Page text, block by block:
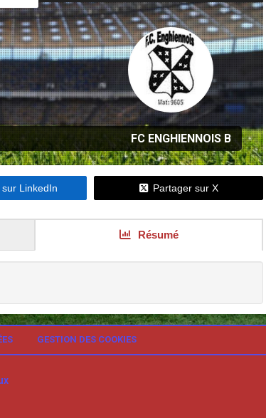
FC ENGHIENNOIS B
LinkedIn Partager sur X
Résumé
GESTION DES COOKIES